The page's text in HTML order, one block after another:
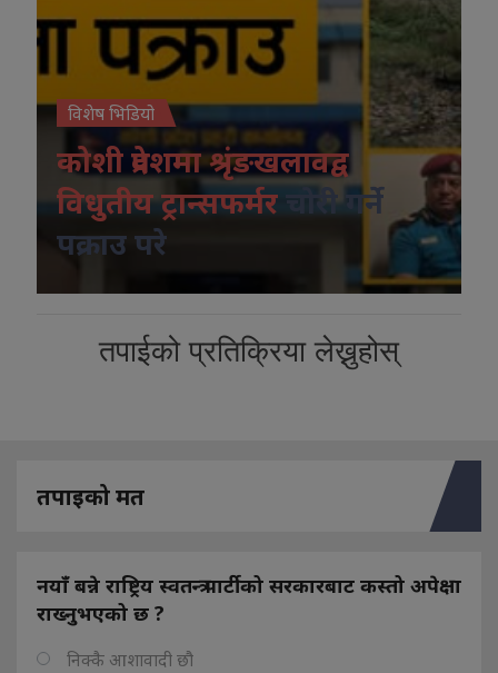
विशेष भिडियो
कोशी प्रदेशमा श्रृंङखलावद्व
विधुतीय ट्रान्सफर्मर
चोरी गर्ने
पक्राउ परे
तपाईको प्रतिक्रिया लेख्नुहोस्
तपाइको मत
नयाँ बन्ने राष्ट्रिय स्वतन्त्र पार्टीको सरकारबाट कस्तो अपेक्षा
राख्नुभएको छ ?
निक्कै आशावादी छौ